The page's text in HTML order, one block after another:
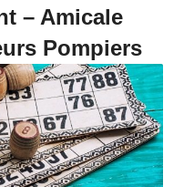
– Amicale
Pompiers